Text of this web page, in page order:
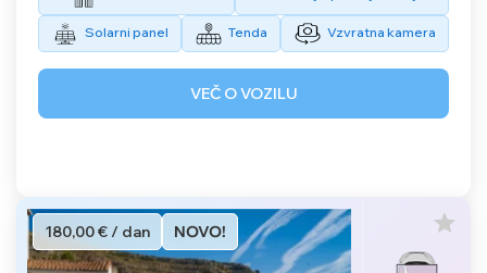
Solarni panel Tenda Vzvratna kamera
VEČ O VOZILU
180,00 € / dan NOVO!